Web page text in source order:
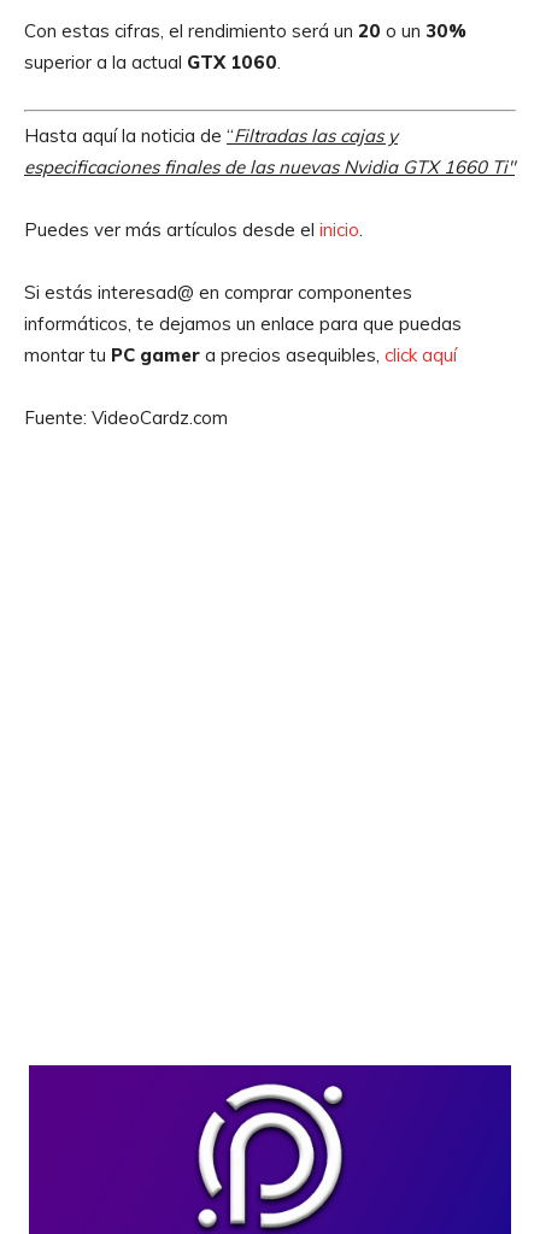
Con estas cifras, el rendimiento será un 20 o un 30%
superior a la actual GTX 1060
Hasta aquí la noticia de “Filtradas las cajas y
especificaciones finales de las nuevas Nvidia GTX 1660 Ti″
Puedes ver más artículos desde el inicio.
Si estás interesad@ en comprar componentes
informáticos, te dejamos un enlace para que puedas
montar tu PC gamer a precios asequibles, click aquí
Fuente: VideoCardz.com